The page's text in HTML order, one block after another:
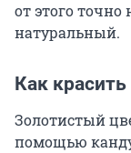
от этого точно
натуральный.
Как
Золотистый
помощью